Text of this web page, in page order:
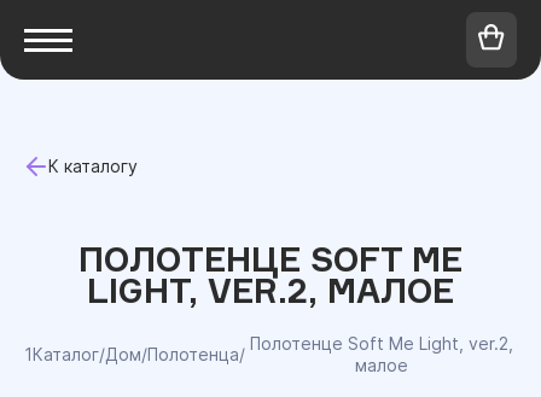
К каталогу
ПОЛОТЕНЦЕ SOFT ME
LIGHT, VER.2, МАЛОЕ
1Каталог/Дом/Полотенца/
Полотенце Soft Me Light, ver.2,
малое